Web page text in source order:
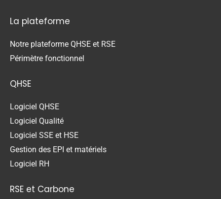
La plateforme
Notre plateforme QHSE et RSE
Périmètre fonctionnel
QHSE
Logiciel QHSE
Logiciel Qualité
Logiciel SSE et HSE
Gestion des EPI et matériels
Logiciel RH
RSE et Carbone